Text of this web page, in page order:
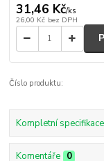
31,46 Kč/ks
26,00 Kč bez DPH
Číslo produktu:
Kompletní specifikace
Komentáře 0